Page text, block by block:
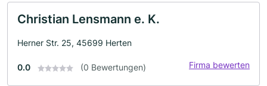
Christian Lensmann e. K.
Herner Str. 25, 45699 Herten
0.0 (0 Bewertungen) Firma bewerten